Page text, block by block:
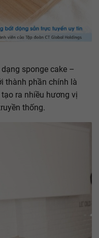
sponge cake –
thành phần chính là
ra nhiều hương vị
thống.